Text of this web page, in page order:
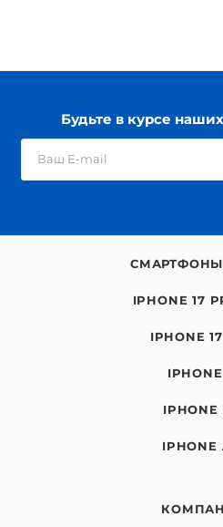
Будьте в курсе
СМАРТФОНЫ
IPHONE 17
IPHONE
IPHONE
IPHONE
IPHONE